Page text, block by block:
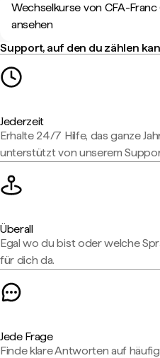
Wechselkurse von CFA-
ansehen
Support, auf den du zählen
Jederzeit
Erhalte 24/7 Hilfe, das ganze
unterstützt von unserem
Überall
Egal wo du bist oder welche
für dich da.
Jede Frage
Finde klare Antworten auf